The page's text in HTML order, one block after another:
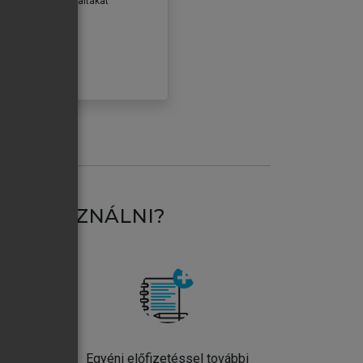
HASZNÁLNI?
Egyéni előfizetéssel további